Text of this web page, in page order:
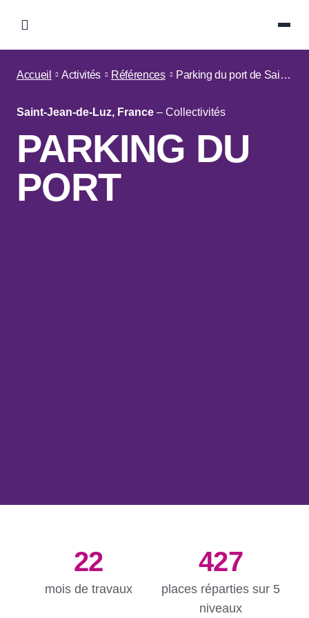
Accueil Activités Références Parking du port de Saint-Jean-de-Luz
Saint-Jean-de-Luz, France – Collectivités
PARKING DU
PORT
22
mois de travaux
427
places réparties sur 5
niveaux